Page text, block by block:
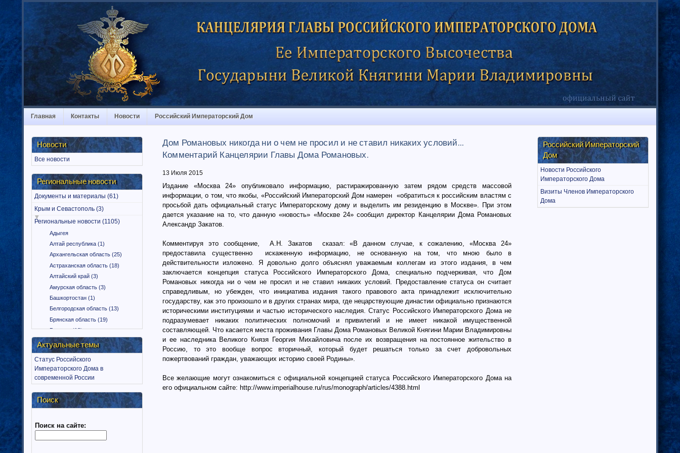
Главная Контакты Новости Российский Императорский Дом
Новости
Все новости
Региональные новости
Документы и материалы (61)
Крым и Севастополь (3)
Региональные новости (1105)
Адыгея
Алтай республика (1)
Архангельская область (25)
Астраханская область (18)
Алтайский край (3)
Амурская область (3)
Башкортостан (1)
Белгородская область (13)
Брянская область (19)
Бурятия (12)
Владимирская область (15)
Вологодская область (9)
Воронежская область (18)
Дагестан (1)
Еврейская автономная область
(1)
Забайкальский край (2)
Иркутская область (11)
Актуальные темы
Статус Российского
Императорского Дома в
современной России
Поиск
Поиск на сайте:
Дом Романовых никогда ни о чем не просил и не ставил никаких условий...
Комментарий Канцелярии Главы Дома Романовых.
13 Июля 2015
Издание «Москва 24» опубликовало информацию, растиражированную затем рядом средств массовой
информации, о том, что якобы, «Российский Императорский Дом намерен «обратиться к российским властям с
просьбой дать официальный статус Императорскому дому и выделить им резиденцию в Москве». При этом
дается указание на то, что данную «новость» «Москве 24» сообщил директор Канцелярии Дома Романовых
Александр Закатов.
Комментируя это сообщение, А.Н. Закатов сказал: «В данном случае, к сожалению, «Москва 24»
предоставила существенно искаженную информацию, не основанную на том, что мною было в
действительности изложено. Я довольно долго объяснял уважаемым коллегам из этого издания, в чем
заключается концепция статуса Российского Императорского Дома, специально подчеркивая, что Дом
Романовых никогда ни о чем не просил и не ставил никаких условий. Предоставление статуса он считает
справедливым, но убежден, что инициатива издания такого правового акта принадлежит исключительно
государству, как это произошло и в других странах мира, где нецарствующие династии официально признаются
историческими институциями и частью исторического наследия. Статус Российского Императорского Дома не
подразумевает никаких политических полномочий и привилегий и не имеет никакой имущественной
составляющей. Что касается места проживания Главы Дома Романовых Великой Княгини Марии Владимировны
и ее наследника Великого Князя Георгия Михайловича после их возвращения на постоянное жительство в
Россию, то это вообще вопрос вторичный, который будет решаться только за счет добровольных
пожертвований граждан, уважающих историю своей Родины».
Все желающие могут ознакомиться с официальной концепцией статуса Российского Императорского Дома на
его официальном сайте: http://www.imperialhouse.ru/rus/monograph/articles/4388.html
Российский Императорский
Дом
Новости Российского
Императорского Дома
Визиты Членов Императорского
Дома